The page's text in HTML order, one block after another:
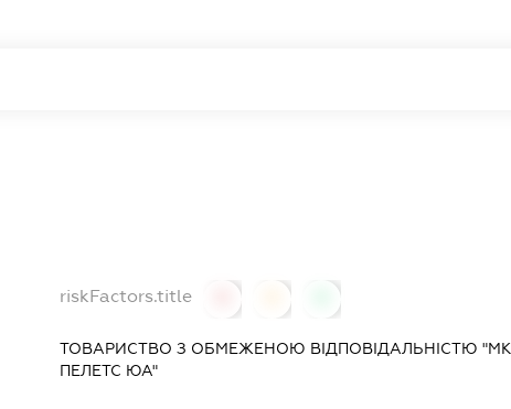
riskFactors.title
ТОВАРИСТВО З ОБМЕЖЕНОЮ ВІДПОВІДАЛЬНІСТЮ "МК
ПЕЛЕТС ЮА"